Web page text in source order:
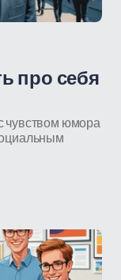
про себя
чувством юмора